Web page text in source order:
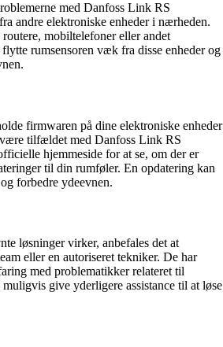
med Danfoss Link RS
andre elektroniske enheder i nærheden.
mobiltelefoner eller andet
rumsensoren væk fra disse enheder og
firmwaren på dine elektroniske enheder
tilfældet med Danfoss Link RS
hjemmeside for at se, om der er
til din rumføler. En opdatering kan
forbedre ydeevnen.
løsninger virker, anbefales det at
eller en autoriseret tekniker. De har
med problematikker relateret til
give yderligere assistance til at løse